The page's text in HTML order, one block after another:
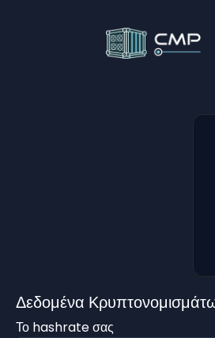
Δεδομένα
Το hashrate σας